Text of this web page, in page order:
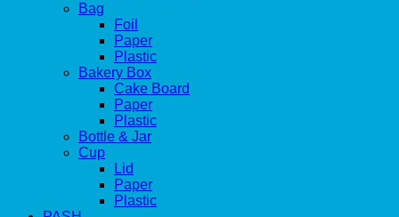
Bag
Foil
Paper
Plastic
Bakery Box
Cake Board
Paper
Plastic
Bottle & Jar
Cup
Lid
Paper
Plastic